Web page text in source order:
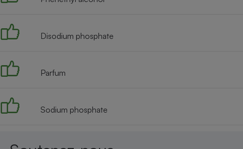
Disodium phosphate
Parfum
Sodium phosphate